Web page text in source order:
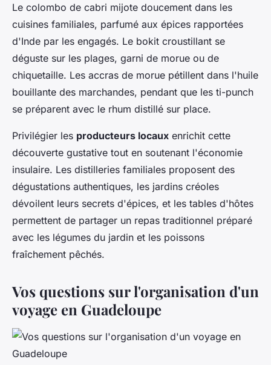
Le colombo de cabri mijote doucement dans les
cuisines familiales, parfumé aux épices rapportées
d'Inde par les engagés. Le bokit croustillant se
déguste sur les plages, garni de morue ou de
chiquetaille. Les accras de morue pétillent dans l'huile
bouillante des marchandes, pendant que les ti-punch
se préparent avec le rhum distillé sur place.
Privilégier les producteurs locaux enrichit cette
découverte gustative tout en soutenant l'économie
insulaire. Les distilleries familiales proposent des
dégustations authentiques, les jardins créoles
dévoilent leurs secrets d'épices, et les tables d'hôtes
permettent de partager un repas traditionnel préparé
avec les légumes du jardin et les poissons
fraîchement pêchés.
Vos questions sur l'organisation d'un
voyage en Guadeloupe